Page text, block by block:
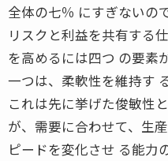
全体の七％ にすぎないので
リスクと利益を共有する
を高めるには四つ の要素
一つは、柔軟性を維持す
これは先に挙げた俊敏性
が、需要に合わせて、生
ピードを変化させ る能力